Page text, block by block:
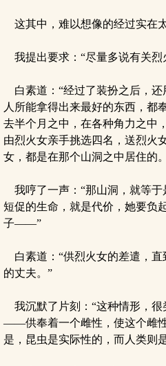
这其中，难以想像的经过实在太
我提出要求：“尽量多说有关烈
白素道：“经过了装扮之后，还
人所能拿得出来最好的东西，都
去半个月之中，在各种角力之中
由烈火女亲手挑选四名，送烈火
女，都是在那个山洞之中居住的
我哼了一声：“那山洞，就等于
短促的生命，就是代价，她要负
子——”
白素道：“供烈火女的差遣，直
的丈夫。”
我沉默了片刻：“这种情形，很
——供奉着一个雌性，使这个雌
是，昆虫是实际性的，而人类则